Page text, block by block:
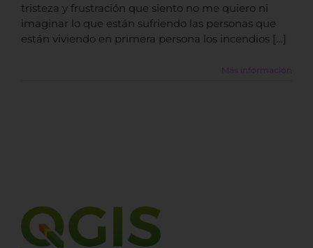
tristeza y frustración que siento no me quiero ni
imaginar lo que están sufriendo las personas que
están viviendo en primera persona los incendios […]
Más información